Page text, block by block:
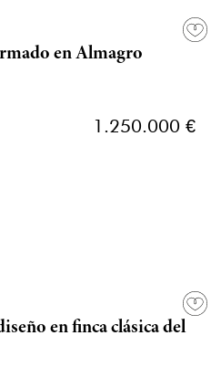
en Almagro
1.250.000 €
en finca clásica del